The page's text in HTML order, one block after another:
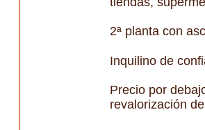
2ª planta con
Inquilino de
Precio por
revalorización